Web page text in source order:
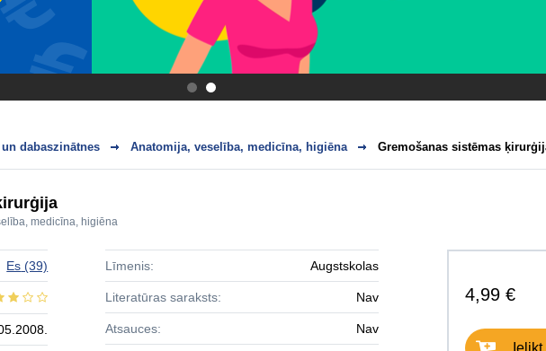
.
dabaszinātnes Anatomija, veselība, medicīna, higiēna Gremošanas sistēmas
medicīna, higiēna
4,99 €
Es (39) Līmenis: Augstskolas
Literatūras saraksts: Nav
Atsauces: Nav